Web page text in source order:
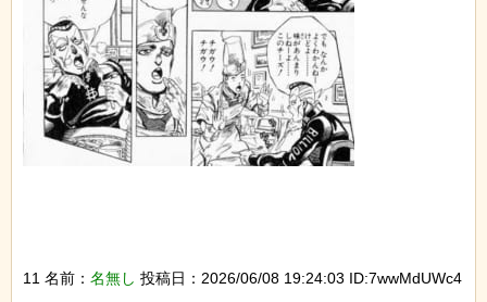
11 名前： 名無し 投稿日：2026/06/08 19:24:03 ID:7wwMdUWc4